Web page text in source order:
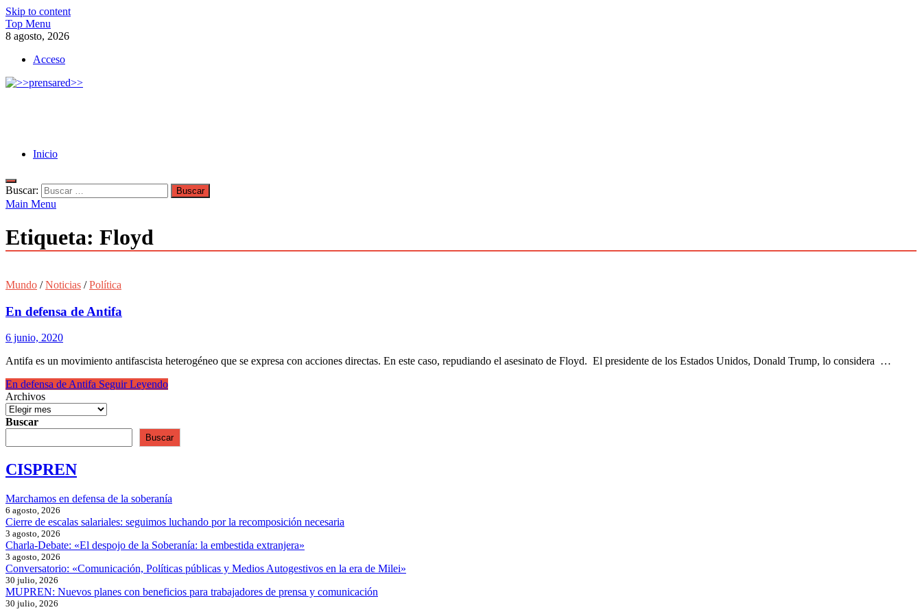
Skip to content
Top Menu
8 agosto, 2026
Acceso
Inicio
Buscar:
Main Menu
Etiqueta: Floyd
Mundo /Noticias /Política
En defensa de Antifa
6 junio, 2020
Antifa es un movimiento antifascista heterogéneo que se expresa con acciones directas. En este caso, repudiando el asesinato de Floyd. El presidente de los Estados Unidos, Donald Trump, lo considera …
En defensa de Antifa Seguir Leyendo
Archivos
Buscar
Buscar
CISPREN
Marchamos en defensa de la soberanía
6 agosto, 2026
Cierre de escalas salariales: seguimos luchando por la recomposición necesaria
3 agosto, 2026
Charla-Debate: «El despojo de la Soberanía: la embestida extranjera»
3 agosto, 2026
Conversatorio: «Comunicación, Políticas públicas y Medios Autogestivos en la era de Milei»
30 julio, 2026
MUPREN: Nuevos planes con beneficios para trabajadores de prensa y comunicación
30 julio, 2026